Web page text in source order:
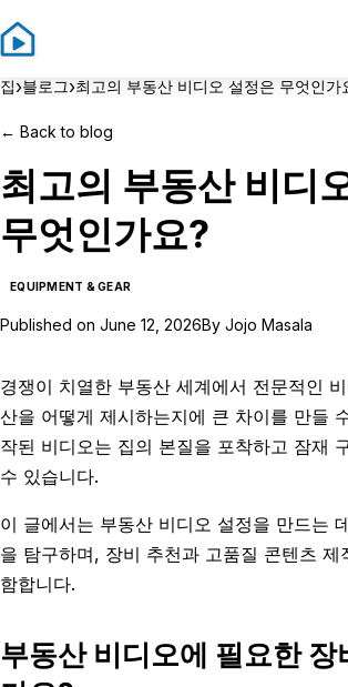
집›블로그›최고의 부동산 비디오 설정은 무엇인가
← Back to blog
최고의 부동산 비디
무엇인가요?
EQUIPMENT & GEAR
Published on June 12, 2026By Jojo Masala
경쟁이 치열한 부동산 세계에서 전문적인
산을 어떻게 제시하는지에 큰 차이를 만들
작된 비디오는 집의 본질을 포착하고 잠재
수 있습니다.
이 글에서는 부동산 비디오 설정을 만드는
을 탐구하며, 장비 추천과 고품질 콘텐츠 제
함합니다.
부동산 비디오에 필요한 장